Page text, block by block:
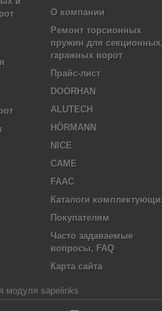
О компании
Ремонт торсионных
пружин для
гаражных ворот
Прайс-лист
DOORHAN
ALUTECH
HÖRMANN
NICE
CAME
FAAC
Каталоги
Покупателям
Часто задаваемые
вопросы, FAQ
Карта сайта
модуля sapelinks